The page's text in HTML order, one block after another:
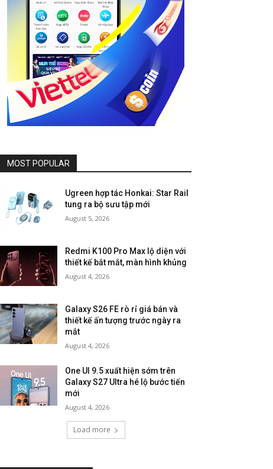
MOST POPULAR
Ugreen hợp tác Honkai: Star Rail
tung ra bộ sưu tập mới
August 5, 2026
Redmi K100 Pro Max lộ diện với
thiết kế bắt mắt, màn hình khủng
August 4, 2026
Galaxy S26 FE rò rỉ giá bán và
thiết kế ấn tượng trước ngày ra
mắt
August 4, 2026
One UI 9.5 xuất hiện sớm trên
Galaxy S27 Ultra hé lộ bước tiến
mới
August 4, 2026
Load more